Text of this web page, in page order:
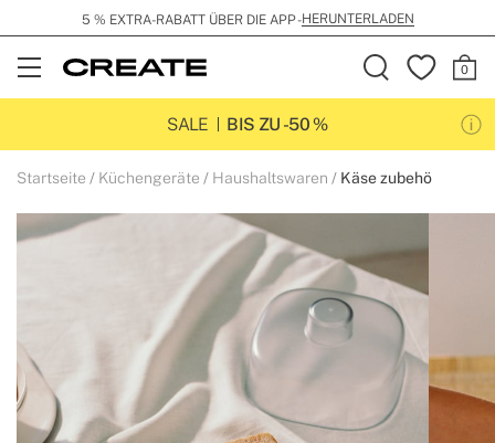
5 % EXTRA-RABATT ÜBER DIE APP -HERUNTERLADEN
Open
Menu
SALE
BIS ZU -50 %
Startseite Küchengeräte Haushaltswaren Käse zubehö